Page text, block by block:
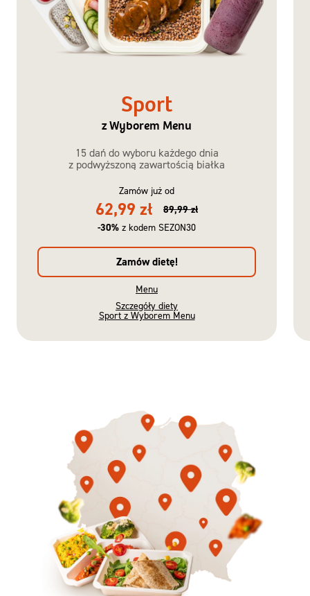
Sport
z Wyborem Menu
15 dań do wyboru każdego dnia
z podwyższoną zawartością białka
Zamów już od
62,99 zł
89,99 zł
-30% z kodem SEZON30
Zamów dietę!
Menu
Szczegóły diety
Sport z Wyborem Menu